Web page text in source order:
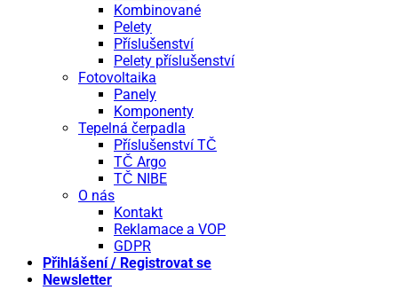
Kombinované
Pelety
Příslušenství
Pelety příslušenství
Fotovoltaika
Panely
Komponenty
Tepelná čerpadla
Příslušenství TČ
TČ Argo
TČ NIBE
O nás
Kontakt
Reklamace a VOP
GDPR
Přihlášení / Registrovat se
Newsletter